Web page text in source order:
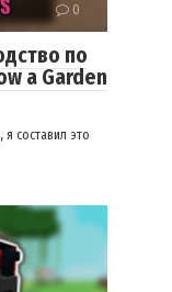
0
по
a Garden
составил это